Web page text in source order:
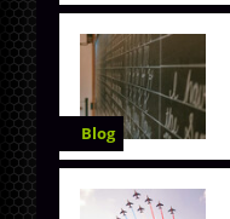
Blog